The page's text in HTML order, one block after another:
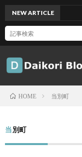
NEW ARTICLE
HOME 当別町
当別町